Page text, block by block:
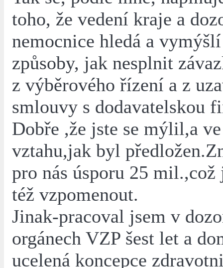
toho, že vedení kraje a
nemocnice hledá a
způsoby, jak nesplnit
z výběrového řízení a z
smlouvy s dodavatelskou
Dobře ,že jste se mýlil,a
vztahu,jak byl
pro nás úsporu 25 mil.,což
též vzpomenout.
Jinak-pracoval jsem v
orgánech VZP šest let a
ucelená koncepce